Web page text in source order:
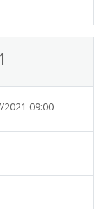
2021 09:00